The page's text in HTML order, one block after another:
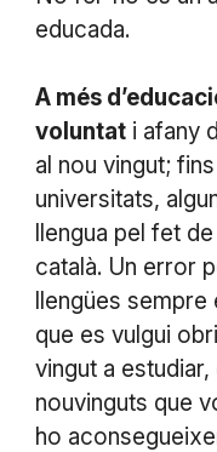
educada.
A més
voluntati afany
al nou vingut;
universitats,
llengua pel fet
català. Un error
llengües
que es vulgui
vingut a
nouvinguts que
ho